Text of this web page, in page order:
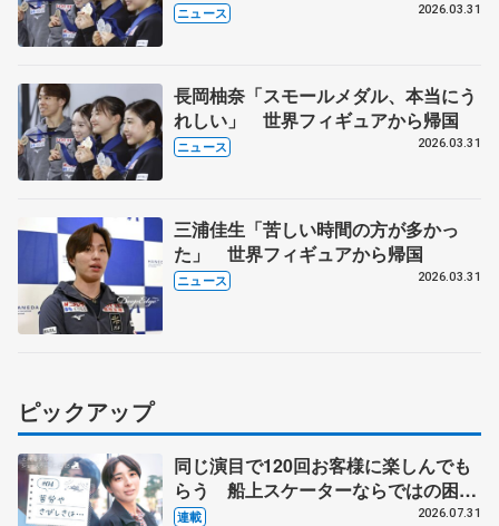
ニュース 2026.03.31
長岡柚奈「スモールメダル、本当にう
れしい」 世界フィギュアから帰国
ニュース 2026.03.31
三浦佳生「苦しい時間の方が多かっ
た」 世界フィギュアから帰国
ニュース 2026.03.31
ピックアップ
同じ演目で120回お客様に楽しんでも
らう 船上スケーターならではの困難
とは 影響あったPIW前キャプテン松
連載 2026.07.31